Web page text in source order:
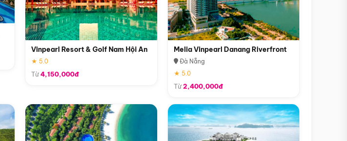
Vinpearl Resort & Golf Nam Hội An
★ 5.0
Từ4,150,000đ
Melia Vinpearl Danang Riverfront
Đà Nẵng
★ 5.0
Từ2,400,000đ